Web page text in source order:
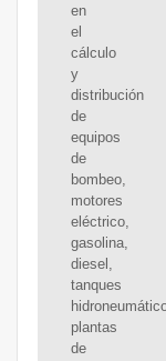
en
el
cálculo
y
distribución
de
equipos
de
bombeo,
motores
eléctrico,
gasolina,
diesel,
tanques
plantas
de